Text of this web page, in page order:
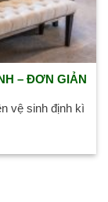
– ĐƠN GIẢN
vệ sinh định kì